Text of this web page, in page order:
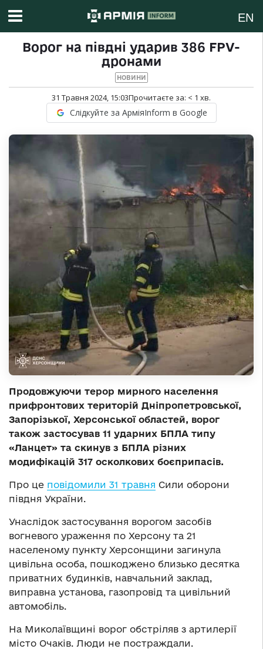
EN
Ворог на півдні ударив 386 FPV-
дронами
НОВИНИ
31 Травня 2024, 15:03Прочитаєте за: < 1 хв.
Слідкуйте за АрміяInform в Google
Продовжуючи терор мирного населення
прифронтових територій Дніпропетровської,
Запорізької, Херсонської областей, ворог
також застосував 11 ударних БПЛА типу
«Ланцет» та скинув з БПЛА різних
модифікацій 317 осколкових боєприпасів.
Про це повідомили 31 травня Сили оборони
півдня України.
Унаслідок застосування ворогом засобів
вогневого ураження по Херсону та 21
населеному пункту Херсонщини загинула
цивільна особа, пошкоджено близько десятка
приватних будинків, навчальний заклад,
виправна установа, газопровід та цивільний
автомобіль.
На Миколаївщині ворог обстріляв з артилерії
місто Очаків. Люди не постраждали.